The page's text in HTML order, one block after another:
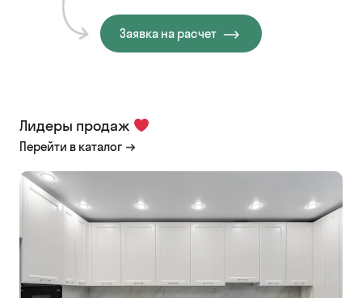
Заявка на расчет
Лидеры продаж
Перейти в каталог